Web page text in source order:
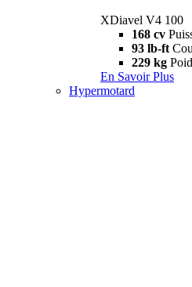
XDiavel V4 100
168 cv
93 lb-ft
229 kg
En Savoir Plus
Hypermotard